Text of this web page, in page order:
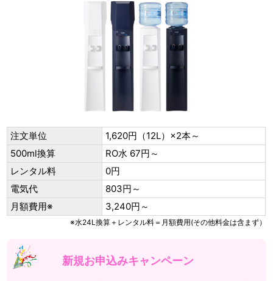
注文単位
1,620円（12L）×2本～
500ml換算
RO水 67円～
レンタル料
0円
電気代
803円～
月額費用※
3,240円～
※水24L換算＋レンタル料＝月額費用(その他料金は含まず）
新規お申込みキャンペーン